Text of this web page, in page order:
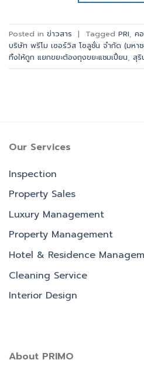
Posted in ข่าวสาร | Tagged PRI, ค
บริษัท พรีโม เซอร์วิส โซลูชั่น จำกัด (มหา
ทิ้งให้ถูก แยกขยะต้องถุงขยะแชมเปี้ยน, สุริ
Our Services
Inspection
Property Sales
Luxury Management
Property Management
Hotel & Residence
Cleaning Service
Interior Design
About PRIMO